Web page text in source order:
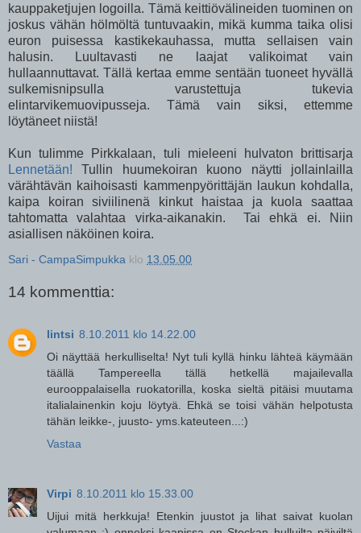
kauppaketjujen logoilla. Tämä keittiövälineiden tuominen on
joskus vähän hölmöltä tuntuvaakin, mikä kumma taika olisi
euron puisessa kastikekauhassa, mutta sellaisen vain
halusin. Luultavasti ne laajat valikoimat vain
hullaannuttavat. Tällä kertaa emme sentään tuoneet hyvällä
sulkemisnipsulla varustettuja tukevia
elintarvikemuovipusseja. Tämä vain siksi, ettemme
löytäneet niistä!
Kun tulimme Pirkkalaan, tuli mieleeni hulvaton brittisarja
Lennetään! Tullin huumekoiran kuono näytti jollainlailla
värähtävän kaihoisasti kammenpyörittäjän laukun kohdalla,
kaipa koiran siviilinenä kinkut haistaa ja kuola saattaa
tahtomatta valahtaa virka-aikanakin. Tai ehkä ei. Niin
asiallisen näköinen koira.
Sari - CampaSimpukka klo 13.05.00
14 kommenttia:
lintsi 8.10.2011 klo 14.22.00
Oi näyttää herkulliselta! Nyt tuli kyllä hinku lähteä käymään
täällä Tampereella tällä hetkellä majailevalla
eurooppalaisella ruokatorilla, koska sieltä pitäisi muutama
italialainenkin koju löytyä. Ehkä se toisi vähän helpotusta
tähän leikke-, juusto- yms.kateuteen...:)
Vastaa
Virpi 8.10.2011 klo 15.33.00
Uijui mitä herkkuja! Etenkin juustot ja lihat saivat kuolan